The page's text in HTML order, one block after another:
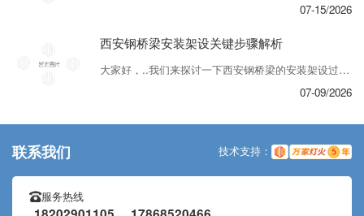
07-15/2026
西安钢桥梁安装架设关键步骤解析
大家好，..我们来探讨一下西安钢桥梁的安装架设过程中的关键步骤。对于这一过程，各个环节都至关重要，只有每一个步骤..无误才能..工程的顺利进行和质量的保障。..步是前期准备工作。在此阶段，工作人员需详细了解设计图纸和方案，明确每一步的具体要求。同时，要做好施工现场的准备工作，..施工场地平整、清洁，并且配备好必要的施工...
07-09/2026
联系我们 技术支持：
服务热线